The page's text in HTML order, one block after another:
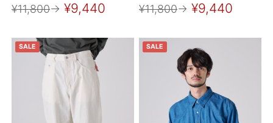
¥11,800→ ¥9,440 ¥11,800→ ¥9,440
SALE SALE